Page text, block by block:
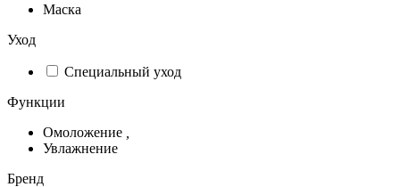
Маска
Уход
Специальный уход
Функции
Омоложение
Увлажнение
Бренд